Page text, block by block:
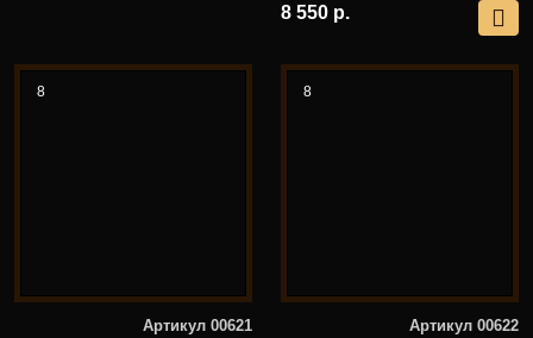
8 550 р.
8
Артикул 00621
8
Артикул 00622